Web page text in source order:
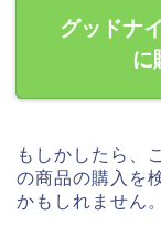
グッドナ
に
もしかしたら、
の商品の購入を
かもしれません。